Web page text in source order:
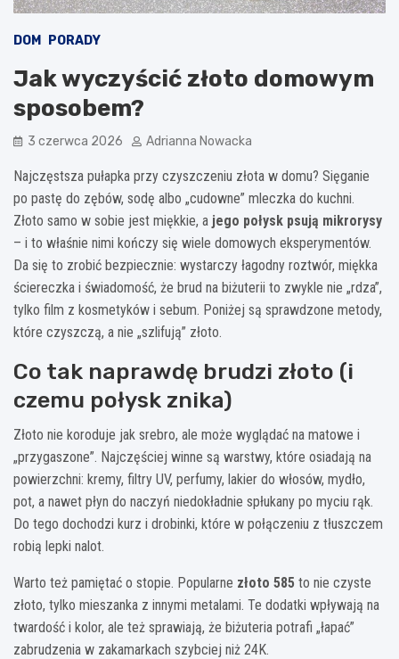
DOM PORADY
Jak wyczyścić złoto domowym
sposobem?
3 czerwca 2026 Adrianna Nowacka
Najczęstsza pułapka przy czyszczeniu złota w domu? Sięganie
po pastę do zębów, sodę albo „cudowne” mleczka do kuchni.
Złoto samo w sobie jest miękkie, a jego połysk psują mikrorysy
– i to właśnie nimi kończy się wiele domowych eksperymentów.
Da się to zrobić bezpiecznie: wystarczy łagodny roztwór, miękka
ściereczka i świadomość, że brud na biżuterii to zwykle nie „rdza”,
tylko film z kosmetyków i sebum. Poniżej są sprawdzone metody,
które czyszczą, a nie „szlifują” złoto.
Co tak naprawdę brudzi złoto (i
czemu połysk znika)
Złoto nie koroduje jak srebro, ale może wyglądać na matowe i
„przygaszone”. Najczęściej winne są warstwy, które osiadają na
powierzchni: kremy, filtry UV, perfumy, lakier do włosów, mydło,
pot, a nawet płyn do naczyń niedokładnie spłukany po myciu rąk.
Do tego dochodzi kurz i drobinki, które w połączeniu z tłuszczem
robią lepki nalot.
Warto też pamiętać o stopie. Popularne złoto 585 to nie czyste
złoto, tylko mieszanka z innymi metalami. Te dodatki wpływają na
twardość i kolor, ale też sprawiają, że biżuteria potrafi „łapać”
zabrudzenia w zakamarkach szybciej niż 24K.